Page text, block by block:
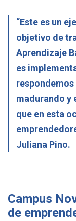
“Este es un
objetivo de
Aprendizaje
es
madurando y
que en esta
Juliana Pino.
Campus
de